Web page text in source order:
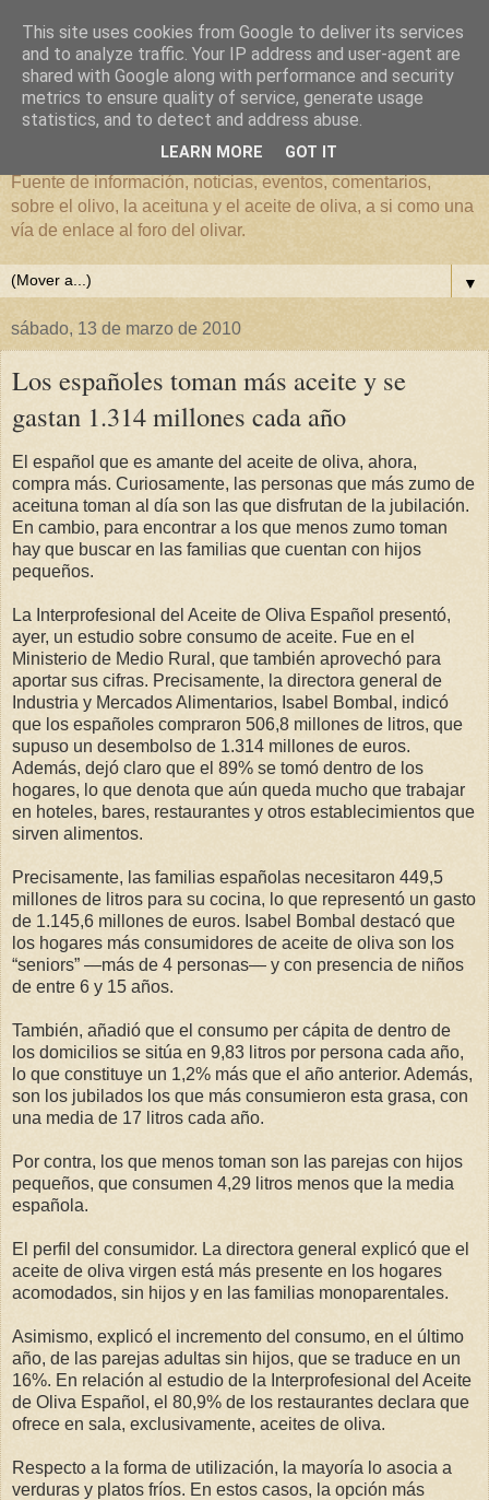
El mundo del Olivar
Fuente de información, noticias, eventos, comentarios,
sobre el olivo, la aceituna y el aceite de oliva, a si como una
vía de enlace al foro del olivar.
▼
sábado, 13 de marzo de 2010
Los españoles toman más aceite y se
gastan 1.314 millones cada año
El español que es amante del aceite de oliva, ahora,
compra más. Curiosamente, las personas que más zumo de
aceituna toman al día son las que disfrutan de la jubilación.
En cambio, para encontrar a los que menos zumo toman
hay que buscar en las familias que cuentan con hijos
pequeños.
La Interprofesional del Aceite de Oliva Español presentó,
ayer, un estudio sobre consumo de aceite. Fue en el
Ministerio de Medio Rural, que también aprovechó para
aportar sus cifras. Precisamente, la directora general de
Industria y Mercados Alimentarios, Isabel Bombal, indicó
que los españoles compraron 506,8 millones de litros, que
supuso un desembolso de 1.314 millones de euros.
Además, dejó claro que el 89% se tomó dentro de los
hogares, lo que denota que aún queda mucho que trabajar
en hoteles, bares, restaurantes y otros establecimientos que
sirven alimentos.
Precisamente, las familias españolas necesitaron 449,5
millones de litros para su cocina, lo que representó un gasto
de 1.145,6 millones de euros. Isabel Bombal destacó que
los hogares más consumidores de aceite de oliva son los
“seniors” —más de 4 personas— y con presencia de niños
de entre 6 y 15 años.
También, añadió que el consumo per cápita de dentro de
los domicilios se sitúa en 9,83 litros por persona cada año,
lo que constituye un 1,2% más que el año anterior. Además,
son los jubilados los que más consumieron esta grasa, con
una media de 17 litros cada año.
Por contra, los que menos toman son las parejas con hijos
pequeños, que consumen 4,29 litros menos que la media
española.
El perfil del consumidor. La directora general explicó que el
aceite de oliva virgen está más presente en los hogares
acomodados, sin hijos y en las familias monoparentales.
Asimismo, explicó el incremento del consumo, en el último
año, de las parejas adultas sin hijos, que se traduce en un
16%. En relación al estudio de la Interprofesional del Aceite
de Oliva Español, el 80,9% de los restaurantes declara que
ofrece en sala, exclusivamente, aceites de oliva.
Respecto a la forma de utilización, la mayoría lo asocia a
verduras y platos fríos. En estos casos, la opción más
This site uses cookies from Google to deliver its services
and to analyze traffic. Your IP address and user-agent are
shared with Google along with performance and security
metrics to ensure quality of service, generate usage
statistics, and to detect and address abuse.
LEARN MORE GOT IT